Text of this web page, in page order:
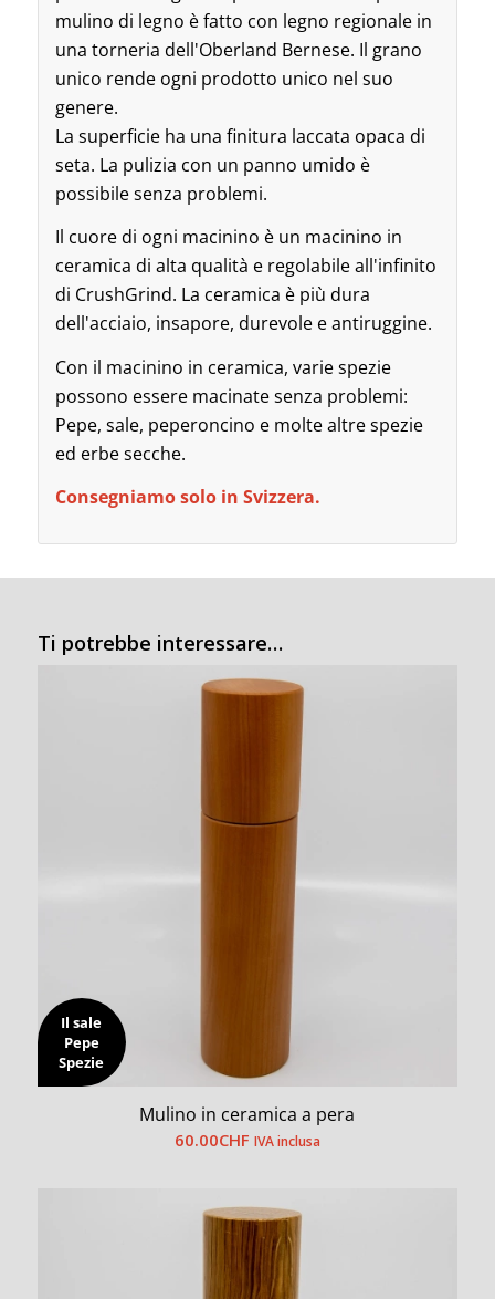
mulino di legno è fatto con legno regionale in
una torneria dell'Oberland Bernese. Il grano
unico rende ogni prodotto unico nel suo
genere.
La superficie ha una finitura laccata opaca di
seta. La pulizia con un panno umido è
possibile senza problemi.
Il cuore di ogni macinino è un macinino in
ceramica di alta qualità e regolabile all'infinito
di CrushGrind. La ceramica è più dura
dell'acciaio, insapore, durevole e antiruggine.
Con il macinino in ceramica, varie spezie
possono essere macinate senza problemi:
Pepe, sale, peperoncino e molte altre spezie
ed erbe secche.
Consegniamo solo in Svizzera.
Ti potrebbe interessare…
Il sale
Pepe
Spezie
Mulino in ceramica a pera
60.00CHF IVA inclusa